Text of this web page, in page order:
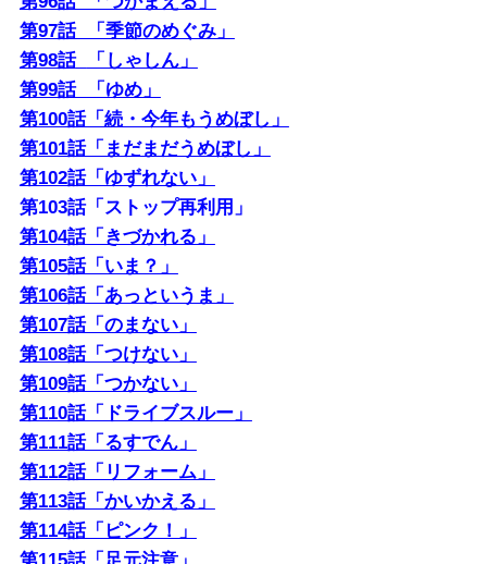
第97話 「季節のめぐみ」
第98話
「しゃしん」
第99話 「ゆめ」
第100話「続・今年もうめぼし」
第101話「まだまだうめぼし」
第102話「ゆずれない」
第103話「ストップ再利用」
第104話「きづかれる」
第105話「いま？」
第106話「あっというま」
第107話「のまない」
第108話「つけない」
第109話「つかない」
第110話「ドライブスルー」
第111話「るすでん」
第112話「リフォーム」
第113話「かいかえる」
第114話「ピンク！」